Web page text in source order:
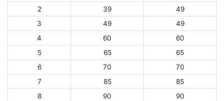
2
39
49
3
49
49
4
60
60
5
65
65
6
70
70
7
85
85
8
90
90